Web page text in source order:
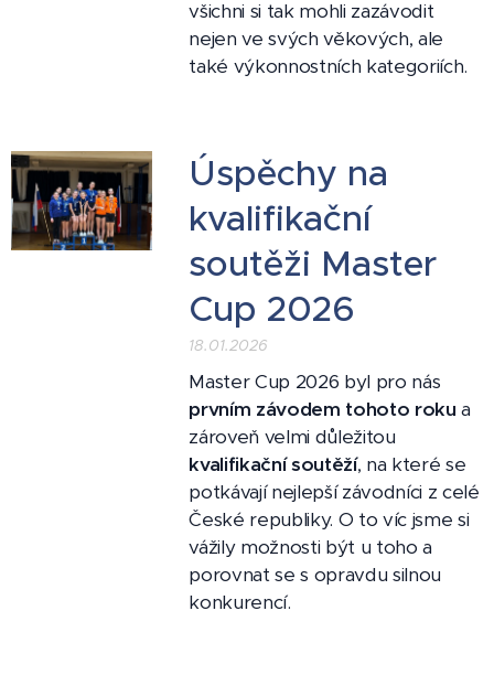
všichni si tak mohli zazávodit
nejen ve svých věkových, ale
také výkonnostních kategoriích.
Úspěchy na
kvalifikační
soutěži Master
Cup 2026
18.01.2026
Master Cup 2026 byl pro nás
prvním závodem tohoto roku a
zároveň velmi důležitou
kvalifikační soutěží, na které se
potkávají nejlepší závodníci z celé
České republiky. O to víc jsme si
vážily možnosti být u toho a
porovnat se s opravdu silnou
konkurencí.